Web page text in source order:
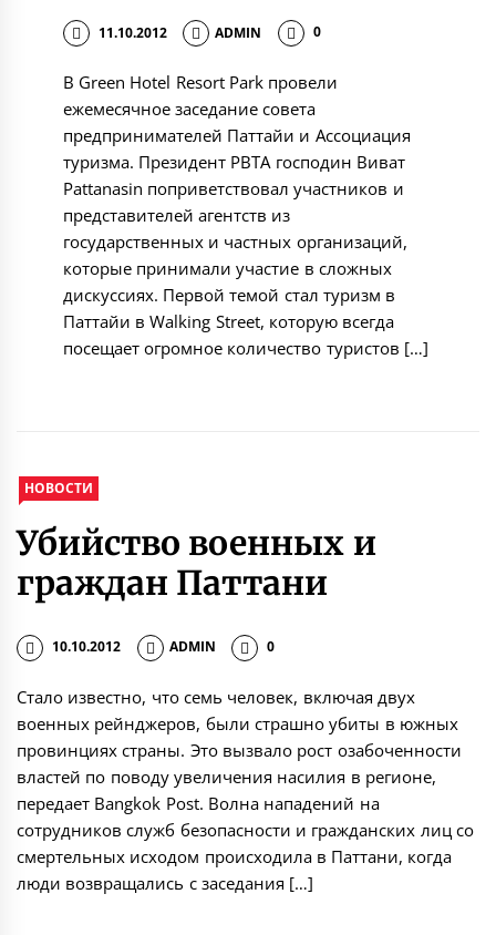
11.10.2012 ADMIN 0
В Green Hotel Resort Park провели
ежемесячное заседание совета
предпринимателей Паттайи и Ассоциация
туризма. Президент PBTA господин Виват
Pattanasin поприветствовал участников и
представителей агентств из
государственных и частных организаций,
которые принимали участие в сложных
дискуссиях. Первой темой стал туризм в
Паттайи в Walking Street, которую всегда
посещает огромное количество туристов […]
НОВОСТИ
Убийство военных и
граждан Паттани
10.10.2012 ADMIN 0
Стало известно, что семь человек, включая двух
военных рейнджеров, были страшно убиты в южных
провинциях страны. Это вызвало рост озабоченности
властей по поводу увеличения насилия в регионе,
передает Bangkok Post. Волна нападений на
сотрудников служб безопасности и гражданских лиц со
смертельных исходом происходила в Паттани, когда
люди возвращались с заседания […]